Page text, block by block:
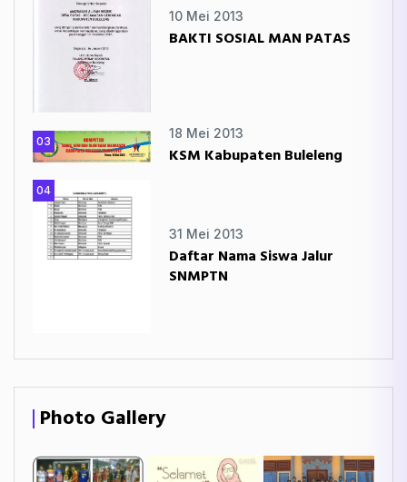
10 Mei 2013
BAKTI SOSIAL MAN PATAS
03
18 Mei 2013
KSM Kabupaten Buleleng
04
31 Mei 2013
Daftar Nama Siswa Jalur
SNMPTN
Photo Gallery